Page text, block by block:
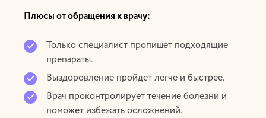
Плюсы от обращения к врачу:
Только специалист пропишет подходящие
препараты.
Выздоровление пройдет легче и быстрее.
Врач проконтролирует течение болезни и
поможет избежать осложнений.